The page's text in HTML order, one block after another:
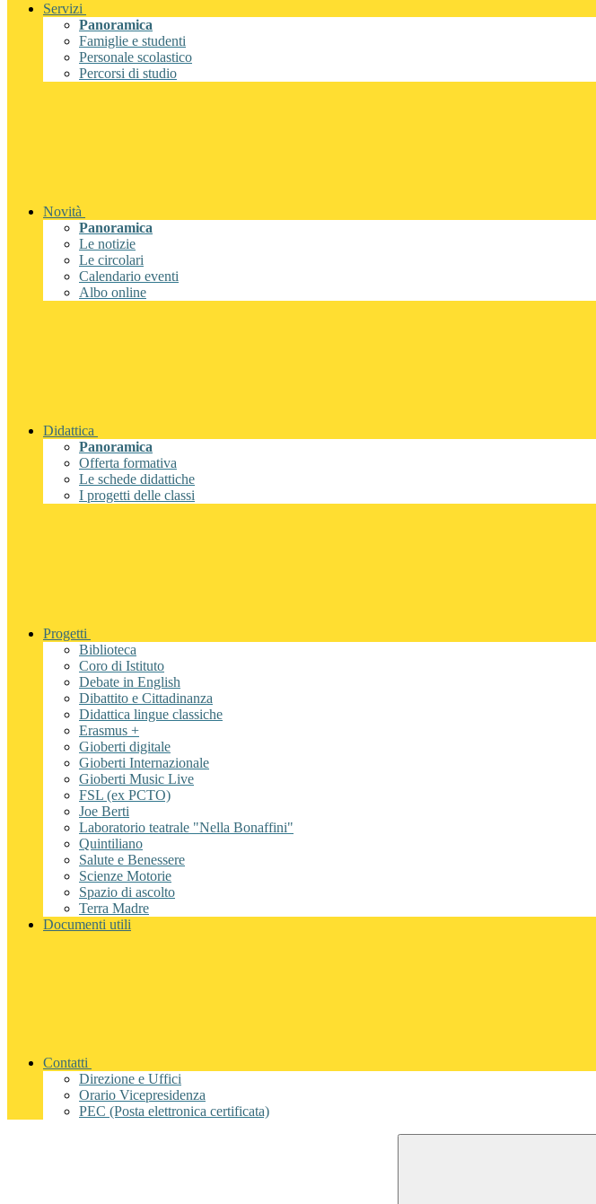
Servizi
Panoramica
Famiglie e studenti
Personale scolastico
Percorsi di studio
Novità
Panoramica
Le notizie
Le circolari
Calendario eventi
Albo online
Didattica
Panoramica
Offerta formativa
Le schede didattiche
I progetti delle classi
Progetti
Biblioteca
Coro di Istituto
Debate in English
Dibattito e Cittadinanza
Didattica lingue classiche
Erasmus +
Gioberti digitale
Gioberti Internazionale
Gioberti Music Live
FSL (ex PCTO)
Joe Berti
Laboratorio teatrale "Nella Bonaffini"
Quintiliano
Salute e Benessere
Scienze Motorie
Spazio di ascolto
Terra Madre
Documenti utili
Contatti
Direzione e Uffici
Orario Vicepresidenza
PEC (Posta elettronica certificata)